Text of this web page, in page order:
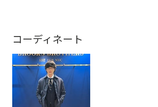
コーディネート